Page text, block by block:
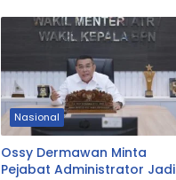
Nasional
Ossy Dermawan Minta
Pejabat Administrator Jadi